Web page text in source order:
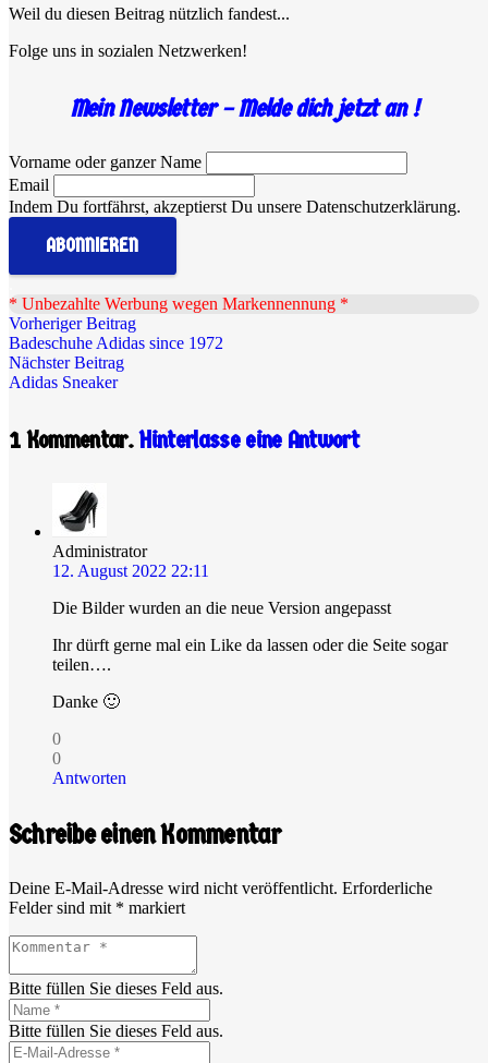
Weil du diesen Beitrag nützlich fandest...
Folge uns in sozialen Netzwerken!
Mein Newsletter – Melde dich jetzt an !
Vorname oder ganzer Name
Email
Indem Du fortfährst, akzeptierst Du unsere Datenschutzerklärung.
* Unbezahlte Werbung wegen Markennennung *
Vorheriger Beitrag
Badeschuhe Adidas since 1972
Nächster Beitrag
Adidas Sneaker
1Kommentar. Hinterlasse eine Antwort
Administrator
12. August 2022 22:11
Die Bilder wurden an die neue Version angepasst
Ihr dürft gerne mal ein Like da lassen oder die Seite sogar
teilen….
Danke 🙂
0
0
Antworten
Schreibe einen Kommentar
Deine E-Mail-Adresse wird nicht veröffentlicht. Erforderliche
Felder sind mit * markiert
Bitte füllen Sie dieses Feld aus.
Bitte füllen Sie dieses Feld aus.